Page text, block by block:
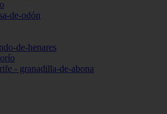
de-odón
de-henares
- granadilla-de-abona